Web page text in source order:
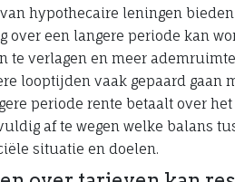
hypothecaire leningen
over een langere periode kan
te verlagen en meer
looptijden vaak gepaard gaan
periode rente betaalt over
af te wegen welke balans
situatie en doelen.